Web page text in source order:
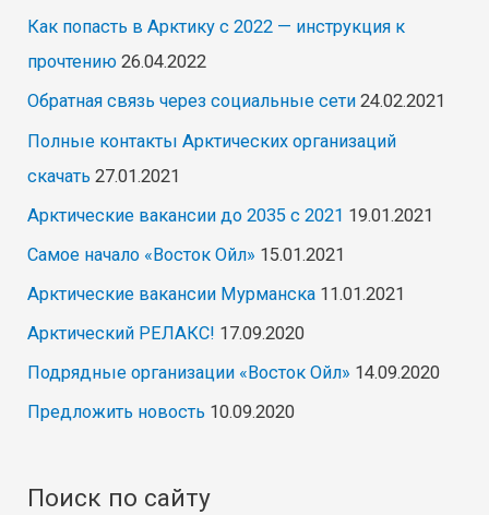
Как попасть в Арктику с 2022 — инструкция к
прочтению 26.04.2022
Обратная связь через социальные сети 24.02.2021
Полные контакты Арктических организаций
скачать 27.01.2021
Арктические вакансии до 2035 с 2021 19.01.2021
Самое начало «Восток Ойл» 15.01.2021
Арктические вакансии Мурманска 11.01.2021
Арктический РЕЛАКС! 17.09.2020
Подрядные организации «Восток Ойл» 14.09.2020
Предложить новость 10.09.2020
Поиск по сайту